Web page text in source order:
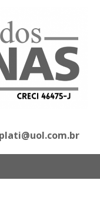
plati@uol.com.br